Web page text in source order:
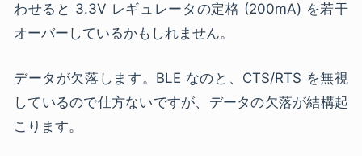
わせると 3.3V レギュレータの定格 (200mA) を若干
オーバーしているかもしれません。
データが欠落します。BLE なのと、CTS/RTS を無視
しているので仕方ないですが、データの欠落が結構起
こります。